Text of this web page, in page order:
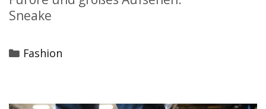
Sneake
Categories
Fashion